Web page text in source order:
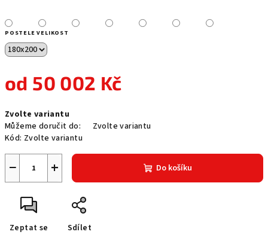
POSTELE VELIKOST
od 50 002 Kč
cena:
Zvolte variantu
Můžeme doručit do:
Zvolte variantu
Kód: Zvolte variantu
+
− Do košíku
Zeptat se Sdílet